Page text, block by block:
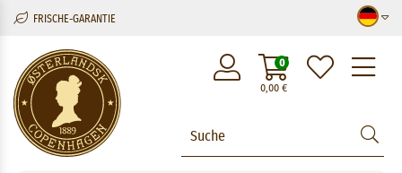
FRISCHE-GARANTIE
0,00€
0